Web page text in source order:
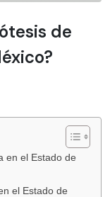
de
en el Estado de
el Estado de